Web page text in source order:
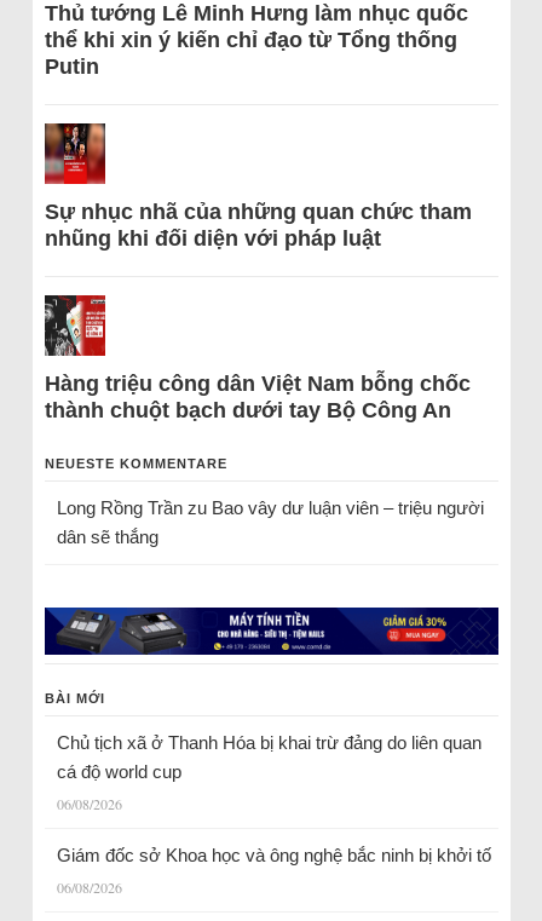
Thủ tướng Lê Minh Hưng làm nhục quốc
thể khi xin ý kiến chỉ đạo từ Tổng thống
Putin
Sự nhục nhã của những quan chức tham
nhũng khi đối diện với pháp luật
Hàng triệu công dân Việt Nam bỗng chốc
thành chuột bạch dưới tay Bộ Công An
NEUESTE KOMMENTARE
Long Rồng Trầnzu Bao vây dư luận viên – triệu người
dân sẽ thắng
BÀI MỚI
Chủ tịch xã ở Thanh Hóa bị khai trừ đảng do liên quan
cá độ world cup
06/08/2026
Giám đốc sở Khoa học và ông nghệ bắc ninh bị khởi tố
06/08/2026